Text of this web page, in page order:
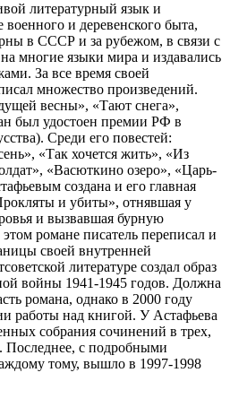
литературный язык и
и деревенского быта,
в СССР и за рубежом, в связи с
многие языки мира и издавались
За все время своей
множество произведений.
весны», «Тают снега»,
был удостоен премии РФ в
Среди его повестей:
«Так хочется жить», «Из
«Васюткино озеро», «Царь-
создана и его главная
и убиты», отнявшая у
и вызвавшая бурную
романе писатель переписал и
своей внутренней
литературе создал образ
войны 1941-1945 годов. Должна
романа, однако в 2000 году
работы над книгой. У Астафьева
собрания сочинений в трех,
Последнее, с подробными
тому, вышло в 1997-1998